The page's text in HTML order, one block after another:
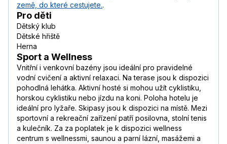
země, do které cestujete..
Pro děti
Dětský klub
Dětské hřiště
Herna
Sport a Wellness
Vnitřní i venkovní bazény jsou ideální pro pravidelné
vodní cvičení a aktivní relaxaci. Na terase jsou k dispozici
pohodlná lehátka. Aktivní hosté si mohou užít cyklistiku,
horskou cyklistiku nebo jízdu na koni. Poloha hotelu je
ideální pro lyžaře. Skipasy jsou k dispozici na místě. Mezi
sportovní a rekreační zařízení patří posilovna, stolní tenis
a kulečník. Za za poplatek je k dispozici wellness
centrum s wellnessmi, saunou a parní lázní, masážemi a